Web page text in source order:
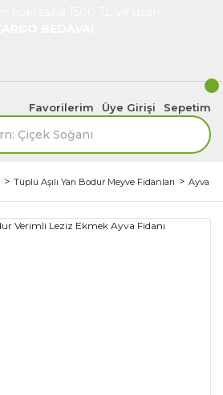
Favorilerim Üye Girişi Sepetim
Tüplü Aşılı Yarı Bodur Meyve Fidanları Ayva